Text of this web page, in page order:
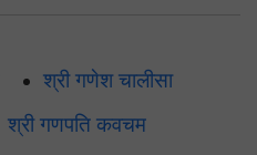
श्री गणेश चालीसा
श्री गणपति कवचम